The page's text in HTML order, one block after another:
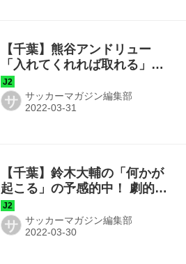
​​【千葉】熊谷アンドリュー
「入れてくれれば取れる」の
大きな自信。堅陣築いてホー
ム初勝利で「プラスになると
うれしい」
サ サッカーマガジン編集部
【千葉】鈴木大輔の「何かが
起こる」の予感的中！ 劇的ゴ
ールの秘密は「あそこで勝負
したい」の要求だった
サ サッカーマガジン編集部